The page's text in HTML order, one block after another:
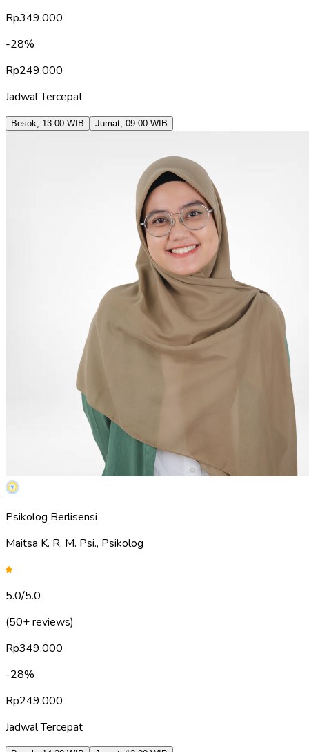
Rp349.000
-28%
Rp249.000
Jadwal Tercepat
Besok 13:00 WIB Jumat 09:00 WIB
Psikolog Berlisensi
Maitsa K. R. M. Psi., Psikolog
5.0/5.0
(50+ reviews)
Rp349.000
-28%
Rp249.000
Jadwal Tercepat